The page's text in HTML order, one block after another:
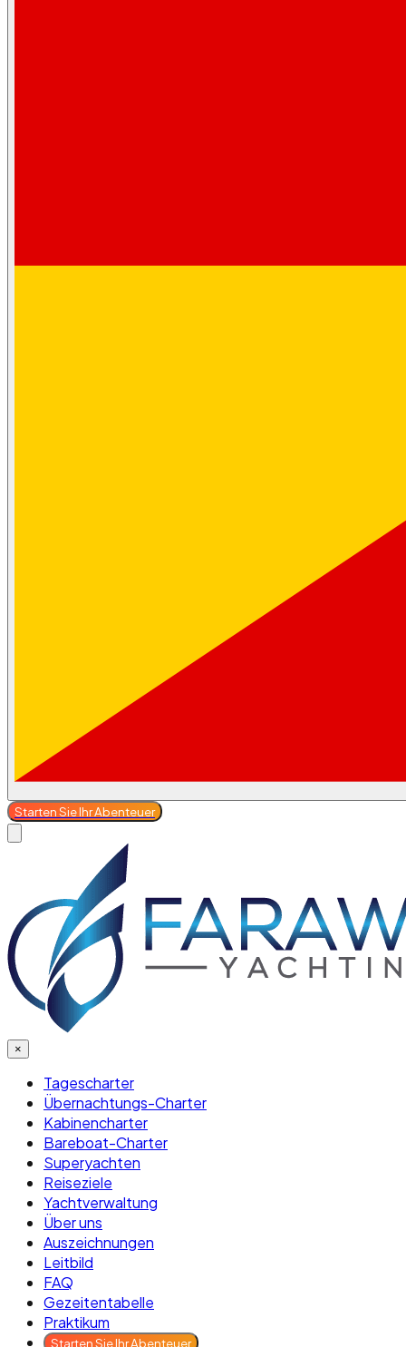
Starten Sie Ihr Abenteuer
×
Tagescharter
Übernachtungs-Charter
Kabinencharter
Bareboat-Charter
Superyachten
Reiseziele
Yachtverwaltung
Über uns
Auszeichnungen
Leitbild
FAQ
Gezeitentabelle
Praktikum
Starten Sie Ihr Abenteuer